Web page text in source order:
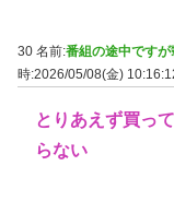
30 名前:番組の途中です
時:2026/05/08(金)
とりあえず買っ
らない